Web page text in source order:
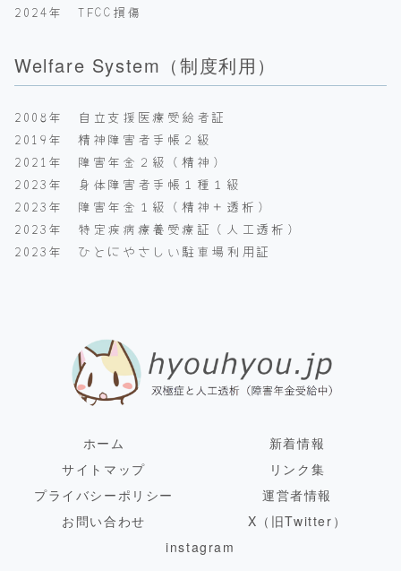
2024年 TFCC損傷
Welfare System（制度利用）
2008年 自立支援医療受給者証
2019年 精神障害者手帳２級
2021年 障害年金２級（精神）
2023年 身体障害者手帳１種１級
2023年 障害年金１級（精神＋透析）
2023年 特定疾病療養受療証（人工透析）
2023年 ひとにやさしい駐車場利用証
ホーム
新着情報
サイトマップ
リンク集
プライバシーポリシー
運営者情報
お問い合わせ
X（旧Twitter）
instagram